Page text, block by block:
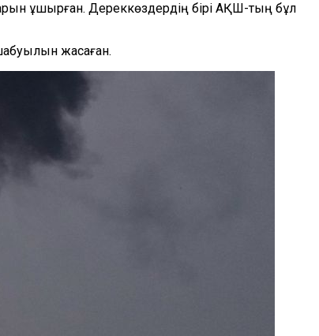
ұшырған. Дереккөздердің бірі АҚШ-тың бұл
жасаған.